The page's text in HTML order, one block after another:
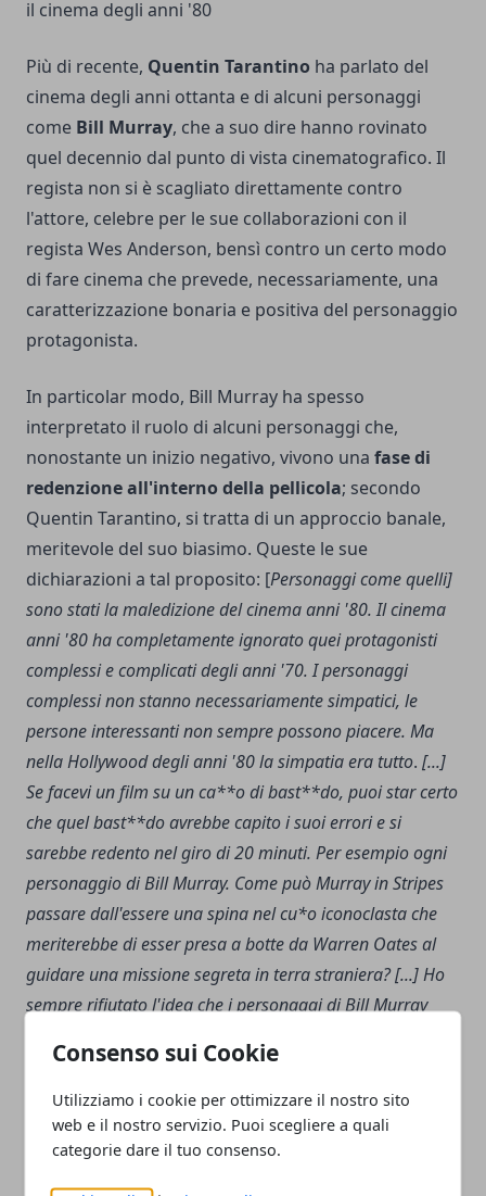
Consenso sui Cookie
Utilizziamo i cookie per ottimizzare il nostro sito
web e il nostro servizio. Puoi scegliere a quali
categorie dare il tuo consenso.
il cinema degli anni '80
Più di recente, Quentin Tarantino ha parlato del
cinema degli anni ottanta e di alcuni personaggi
come Bill Murray, che a suo dire hanno rovinato
quel decennio dal punto di vista cinematografico. Il
regista non si è scagliato direttamente contro
l'attore, celebre per le sue collaborazioni con il
regista Wes Anderson, bensì contro un certo modo
di fare cinema che prevede, necessariamente, una
caratterizzazione bonaria e positiva del personaggio
protagonista.
In particolar modo, Bill Murray ha spesso
interpretato il ruolo di alcuni personaggi che,
nonostante un inizio negativo, vivono una fase di
redenzione all'interno della pellicola; secondo
Quentin Tarantino, si tratta di un approccio banale,
meritevole del suo biasimo. Queste le sue
dichiarazioni a tal proposito: [Personaggi come quelli]
sono stati la maledizione del cinema anni '80. Il cinema
anni '80 ha completamente ignorato quei protagonisti
complessi e complicati degli anni '70. I personaggi
complessi non stanno necessariamente simpatici, le
persone interessanti non sempre possono piacere. Ma
nella Hollywood degli anni '80 la simpatia era tutto. [...]
Se facevi un film su un ca**o di bast**do, puoi star certo
che quel bast**do avrebbe capito i suoi errori e si
sarebbe redento nel giro di 20 minuti. Per esempio ogni
personaggio diBill Murray. Come può Murray in Stripes
passare dall'essere una spina nel cu*o iconoclasta che
meriterebbe di esser presa a botte da Warren Oates al
guidare una missione segreta in terra straniera? [...] Ho
sempre rifiutato l'idea che i personaggi di Bill Murray